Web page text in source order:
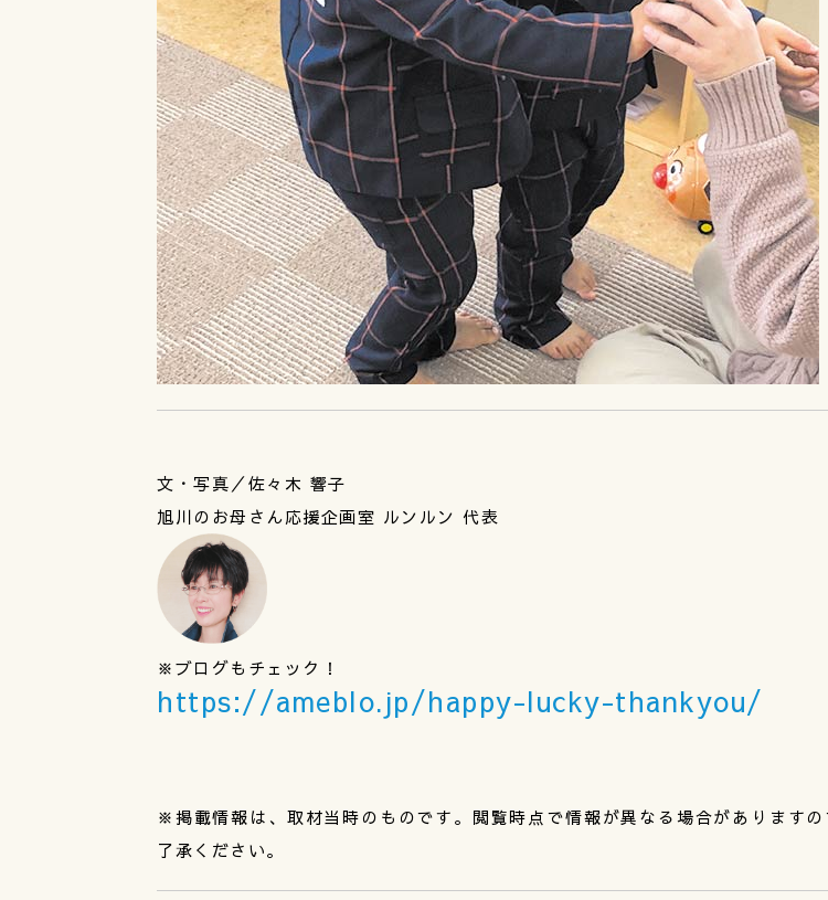
文・写真／佐々木 響子
旭川のお母さん応援企画室 ルンルン 代表
※ブログもチェック！
https://ameblo.jp/happy-lucky-thankyou/
※掲載情報は、取材当時のものです。閲覧時点で情報が異なる場合があります
了承ください。